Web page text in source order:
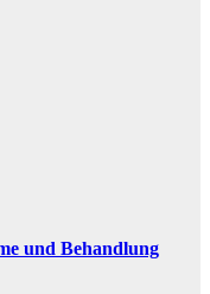
und Behandlung